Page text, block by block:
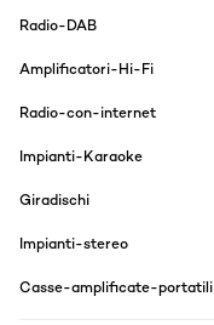
Radio-DAB
Amplificatori-Hi-Fi
Radio-con-internet
Impianti-Karaoke
Giradischi
Impianti-stereo
Casse-amplificate-portatili